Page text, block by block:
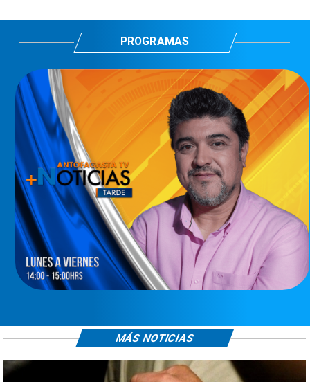
PROGRAMAS
MÁS NOTICIAS